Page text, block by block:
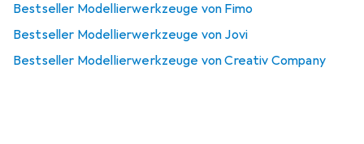
Bestseller Modellierwerkzeuge von Fimo
Bestseller Modellierwerkzeuge von Jovi
Bestseller Modellierwerkzeuge von Creativ Company